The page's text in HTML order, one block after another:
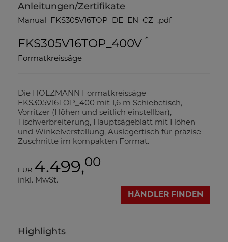
Anleitungen/Zertifikate
Manual_FKS305V16TOP_DE_EN_CZ_.pdf
FKS305V16TOP_400V *
Formatkreissäge
Die HOLZMANN Formatkreissäge
FKS305V16TOP_400 mit 1,6 m Schiebetisch,
Vorritzer (Höhen und seitlich einstellbar),
Tischverbreiterung, Hauptsägeblatt mit Höhen
und Winkelverstellung, Auslegertisch für präzise
Zuschnitte im kompakten Format.
EUR 4.499,00
inkl. MwSt.
HÄNDLER FINDEN
Highlights